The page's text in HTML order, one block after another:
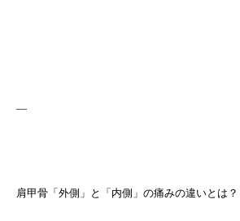
—
肩甲骨「外側」と「内側」の痛みの違いとは？